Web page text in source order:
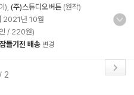
), (주)스튜디오버튼 (원작)
2021년 10월
/ 220원)
잠들기전 배송 변경
2